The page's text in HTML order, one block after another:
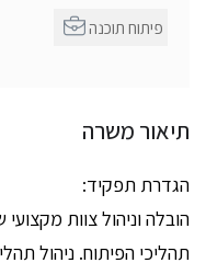
תיאור משרה
הגדרת תפקיד: